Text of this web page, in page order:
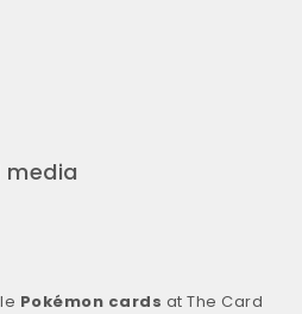
media
Pokémon cards at The Card